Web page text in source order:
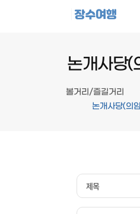
장수여행
논개사당(
볼거리/즐길거리
논개사당(의